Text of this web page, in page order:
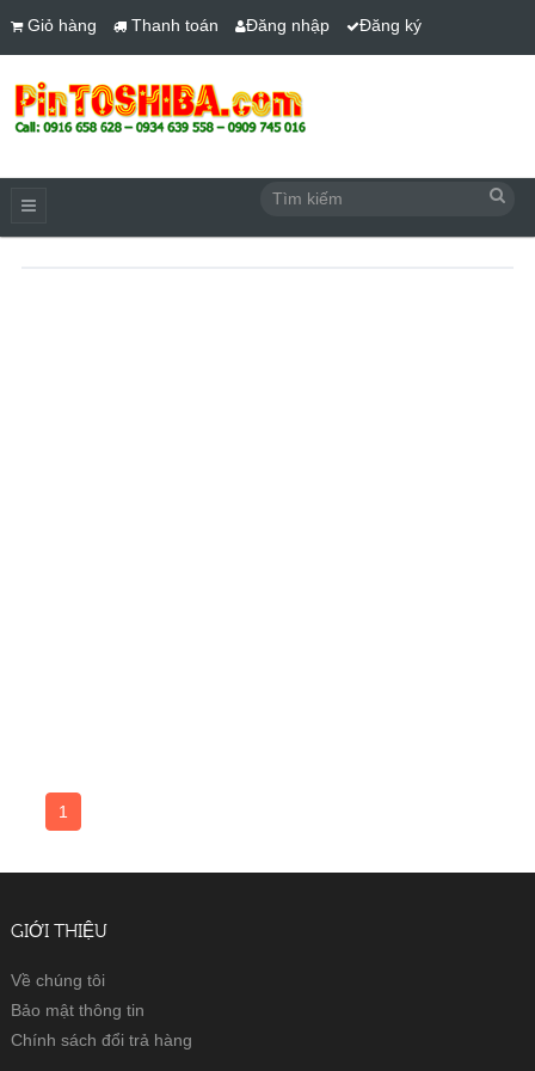
Giỏ hàng Thanh toán Đăng nhập Đăng ký
1
GIỚI THIỆU
Về chúng tôi
Bảo mật thông tin
Chính sách đổi trả hàng